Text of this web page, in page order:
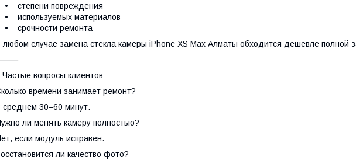
• степени повреждения
• используемых материалов
• срочности ремонта
любом случае замена стекла камеры iPhone XS Max Алматы обходится дешевле полной
Частые вопросы клиентов
времени занимает ремонт?
среднем 30–60 минут.
ли менять камеру полностью?
если модуль исправен.
ли качество фото?